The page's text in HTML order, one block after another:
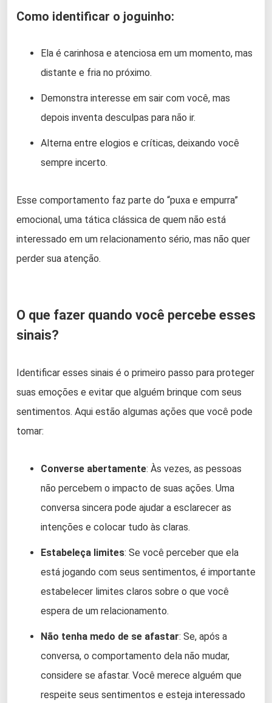
Como identificar o joguinho:
Ela é carinhosa e atenciosa em um momento, mas
distante e fria no próximo.
Demonstra interesse em sair com você, mas
depois inventa desculpas para não ir.
Alterna entre elogios e críticas, deixando você
sempre incerto.
Esse comportamento faz parte do “puxa e empurra”
emocional, uma tática clássica de quem não está
interessado em um relacionamento sério, mas não quer
perder sua atenção.
O que fazer quando você percebe esses
sinais?
Identificar esses sinais é o primeiro passo para proteger
suas emoções e evitar que alguém brinque com seus
sentimentos. Aqui estão algumas ações que você pode
tomar:
Converse abertamente: Às vezes, as pessoas
não percebem o impacto de suas ações. Uma
conversa sincera pode ajudar a esclarecer as
intenções e colocar tudo às claras.
Estabeleça limites: Se você perceber que ela
está jogando com seus sentimentos, é importante
estabelecer limites claros sobre o que você
espera de um relacionamento.
Não tenha medo de se afastar: Se, após a
conversa, o comportamento dela não mudar,
considere se afastar. Você merece alguém que
respeite seus sentimentos e esteja interessado